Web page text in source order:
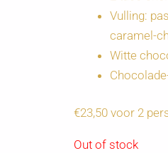
Vulling:
caramel-
Witte
€23,50 voor 2
Out of stock